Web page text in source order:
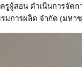
ผู้สอน ดำเนินการจั
การผลิต จำกัด (มหา